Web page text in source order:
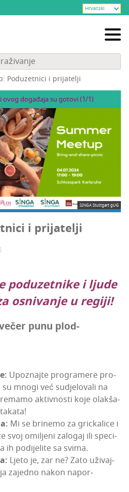
Podu­zet­ni­ci i prijatelji
ovog događaja su gotovi (1/1)
SINGA Stuttgart gUG
i prijatelji
podu­zet­ni­ke i lju­de
osni­va­nje u regiji!
punu plod­
Upoz­naj­te pro­gra­me­re pro­
mno­gi već sudje­lo­va­li na
aktiv­nos­ti koje olak­ša­
Mi se bri­ne­mo za gric­ka­li­ce i
svoj omi­lje­ni zalo­gaj ili spe­ci­
ih podi­je­li­te sa svima.
Lje­to je, zar ne? Zato uži­vaj­
zajed­no nakon napor­